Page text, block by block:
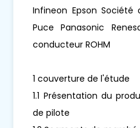
Infineon Epson Société
Puce Panasonic
conducteur ROHM
1 couverture de l'étude
1.1 Présentation du
de pilote